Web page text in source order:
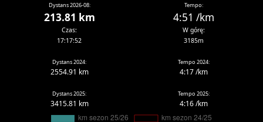
Dystans 2026-08:
213.81 km
Tempo:
4:51 /km
Czas:
17:17:52
W górę:
3185m
Dystans 2024:
2554.91 km
Tempo 2024:
4:17 /km
Dystans 2025:
3415.81 km
Tempo 2025:
4:16 /km